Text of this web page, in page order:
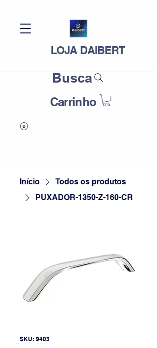
LOJA DAIBERT
Busca
Carrinho
Início
Todos os produtos
PUXADOR-1350-Z-160-CR
SKU: 9403